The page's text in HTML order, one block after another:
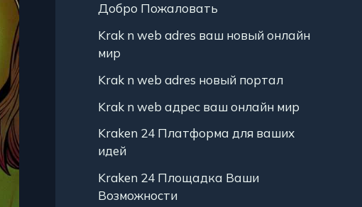
Добро Пожаловать
Krak n web adres ваш новый онлайн
мир
Krak n web adres новый портал
Krak n web адрес ваш онлайн мир
Kraken 24 Платформа для ваших
идей
Kraken 24 Площадка Ваши
Возможности